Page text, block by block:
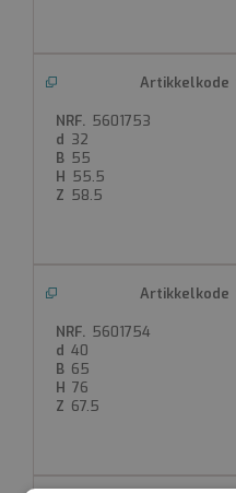
5601753
32
55
55.5
58.5
5601754
40
65
76
67.5